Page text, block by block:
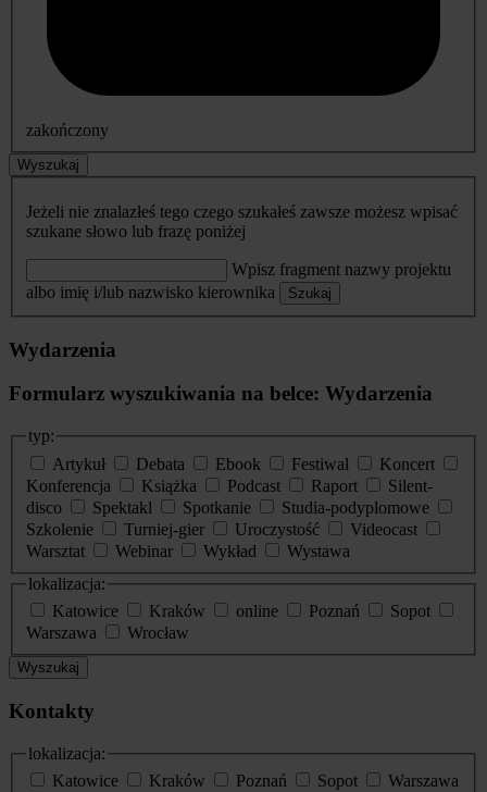
zakończony
Wyszukaj
Jeżeli nie znalazłeś tego czego szukałeś zawsze możesz wpisać
szukane słowo lub frazę poniżej
Wpisz fragment nazwy projektu
albo imię i/lub nazwisko kierownika
Szukaj
Wydarzenia
Formularz wyszukiwania na belce: Wydarzenia
typ:
Artykuł
Debata Ebook Festiwal
Koncert
Konferencja
Książka Podcast Raport
Silent-
disco
Spektakl Spotkanie
Studia-podyplomowe
Szkolenie
Turniej-gier Uroczystość
Videocast
Warsztat
Webinar Wykład
Wystawa
lokalizacja:
Katowice
Kraków online Poznań
Sopot
Warszawa
Wrocław
Wyszukaj
Kontakty
lokalizacja:
Katowice
Kraków Poznań Sopot
Warszawa